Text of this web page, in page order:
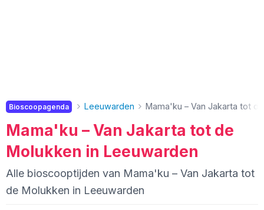
Bioscoopagenda Leeuwarden Mama'ku – Van Jakarta tot
Mama'ku – Van Jakarta tot de
Molukken in Leeuwarden
Alle bioscooptijden van Mama'ku – Van Jakarta tot
de Molukken in Leeuwarden